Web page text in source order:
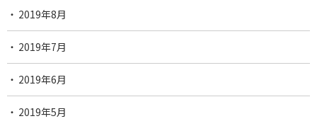
2019年8月
2019年7月
2019年6月
2019年5月